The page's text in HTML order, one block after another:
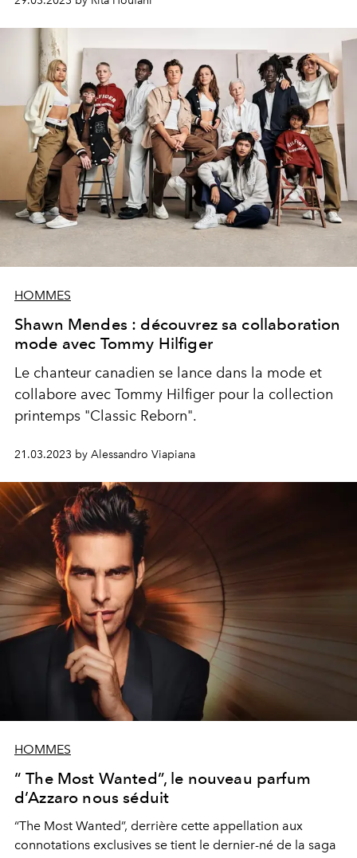
Rencontre avec ce designer qui brise les frontières et
disrupte les dogmes du streetwear.
HOMMES
Shawn Mendes : découvrez sa collaboration
mode avec Tommy Hilfiger
Le chanteur canadien se lance dans la mode et
collabore avec Tommy Hilfiger pour la collection
printemps "Classic Reborn".
21.03.2023 by Alessandro Viapiana
HOMMES
“ The Most Wanted”, le nouveau parfum
d’Azzaro nous séduit
“The Most Wanted”, derrière cette appellation aux
connotations exclusives se tient le dernier-né de la saga